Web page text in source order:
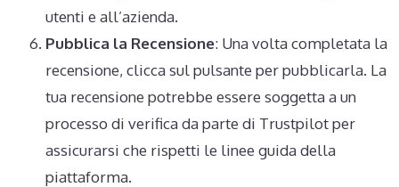
utenti e all’azienda.
Pubblica la Recensione: Una volta completata la
recensione, clicca sul pulsante per pubblicarla. La
tua recensione potrebbe essere soggetta a un
processo di verifica da parte di Trustpilot per
assicurarsi che rispetti le linee guida della
piattaforma.